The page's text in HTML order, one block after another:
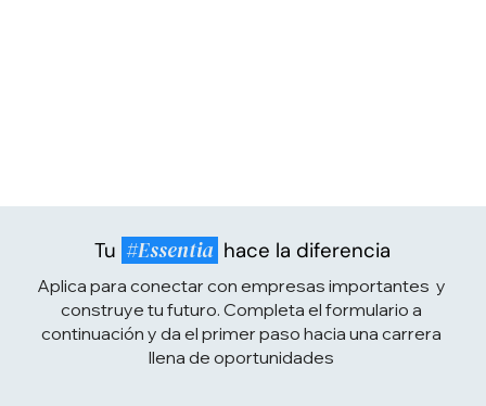
Tu #Essentia hace la diferencia
Aplica para conectar con empresas importantes y
construye tu futuro. Completa el formulario a
continuación y da el primer paso hacia una carrera
llena de oportunidades